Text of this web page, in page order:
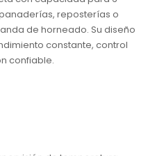
reposterías o
de horneado. Su diseño
constante, control
confiable.